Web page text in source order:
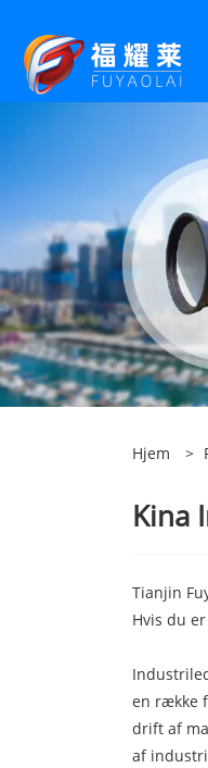
Hjem >
Kina
Tianjin
Hvis du
en række
drift af
af